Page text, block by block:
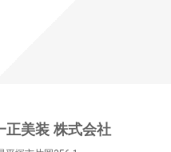
正美装 株式会社